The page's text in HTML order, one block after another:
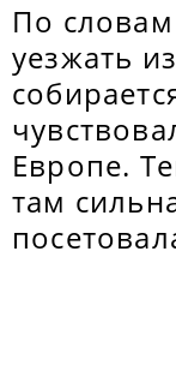
По словам
уезжать
Европе.
там